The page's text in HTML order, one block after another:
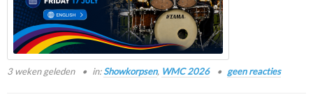
3 weken geleden in:Showkorpsen, WMC 2026 geen reacties